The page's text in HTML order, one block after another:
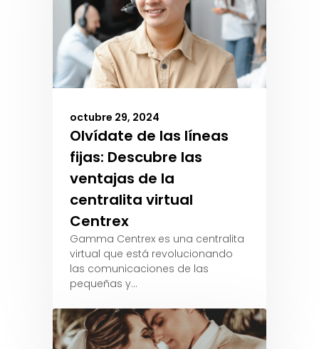
octubre 29, 2024
Olvídate de las líneas
fijas: Descubre las
ventajas de la
centralita virtual
Centrex
Gamma Centrex es una centralita
virtual que está revolucionando
las comunicaciones de las
pequeñas y…